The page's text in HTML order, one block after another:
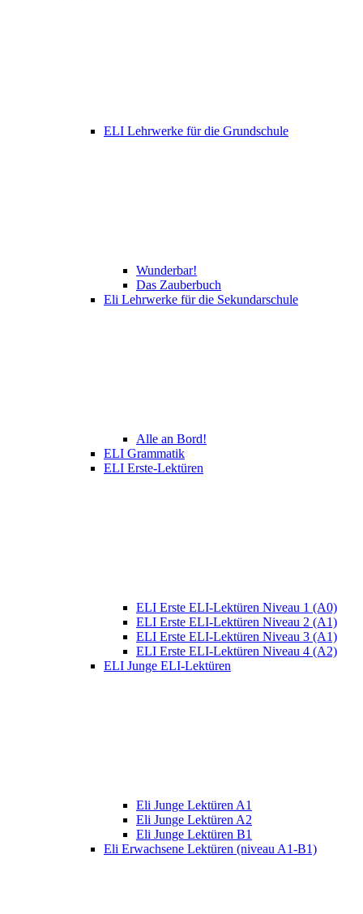
ELI Lehrwerke für die Grundschule
Wunderbar!
Das Zauberbuch
Eli Lehrwerke für die Sekundarschule
Alle an Bord!
ELI Grammatik
ELI Erste-Lektüren
ELI Erste ELI-Lektüren Niveau 1 (A0)
ELI Erste ELI-Lektüren Niveau 2 (A1)
ELI Erste ELI-Lektüren Niveau 3 (A1)
ELI Erste ELI-Lektüren Niveau 4 (A2)
ELI Junge ELI-Lektüren
Eli Junge Lektüren A1
Eli Junge Lektüren A2
Eli Junge Lektüren B1
Eli Erwachsene Lektüren (niveau A1-B1)